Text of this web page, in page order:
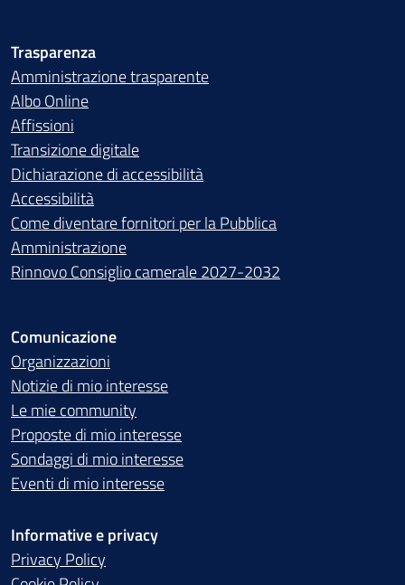
Trasparenza
Amministrazione trasparente
Albo Online
Affissioni
Transizione digitale
Dichiarazione di accessibilità
Accessibilità
Come diventare fornitori per la Pubblica
Amministrazione
Rinnovo Consiglio camerale 2027-2032
Comunicazione
Organizzazioni
Notizie di mio interesse
Le mie community
Proposte di mio interesse
Sondaggi di mio interesse
Eventi di mio interesse
Informative e privacy
Privacy Policy